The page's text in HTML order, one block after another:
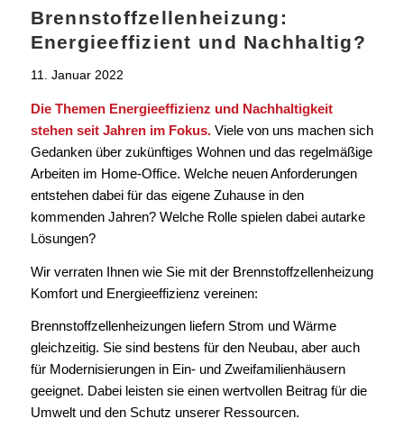
Brennstoffzellenheizung:
Energieeffizient und Nachhaltig?
11. Januar 2022
Die Themen Energieeffizienz und Nachhaltigkeit
stehen seit Jahren im Fokus.Viele von uns machen sich
Gedanken über zukünftiges Wohnen und das regelmäßige
Arbeiten im Home-Office. Welche neuen Anforderungen
entstehen dabei für das eigene Zuhause in den
kommenden Jahren? Welche Rolle spielen dabei autarke
Lösungen?
Wir verraten Ihnen wie Sie mit der Brennstoffzellenheizung
Komfort und Energieeffizienz vereinen:
Brennstoffzellenheizungen liefern Strom und Wärme
gleichzeitig. Sie sind bestens für den Neubau, aber auch
für Modernisierungen in Ein- und Zweifamilienhäusern
geeignet. Dabei leisten sie einen wertvollen Beitrag für die
Umwelt und den Schutz unserer Ressourcen.